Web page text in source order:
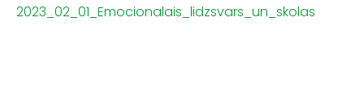
2023_02_01_Emocionalais_lidzsvars_un_skolas